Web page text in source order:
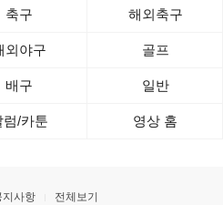
축구 해외축구
외야구 골프
배구 일반
럼/카툰 영상 홈
지사항 전체보기